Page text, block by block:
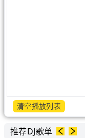
清空播放列表
推荐DJ歌单